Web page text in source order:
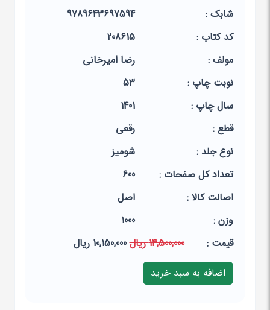
شابک :
9789643697594
کد کتاب :
208615
مولف :
رضا امیرخانی
نوبت چاپ :
53
سال چاپ :
1401
قطع :
رقعی
نوع جلد :
شومیز
تعداد کل صفحات :
600
اصالت کالا :
اصل
وزن :
1000
قيمت :
14,500,000 ریال 10,150,000 ریال